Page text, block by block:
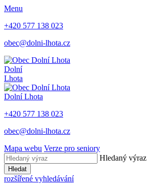
Menu
+420 577 138 023
obec@dolni-lhota.cz
Dolní
Lhota
Dolní Lhota
+420 577 138 023
obec@dolni-lhota.cz
Mapa webu Verze pro seniory
Hledaný výraz
Hledat
rozšířené vyhledávání